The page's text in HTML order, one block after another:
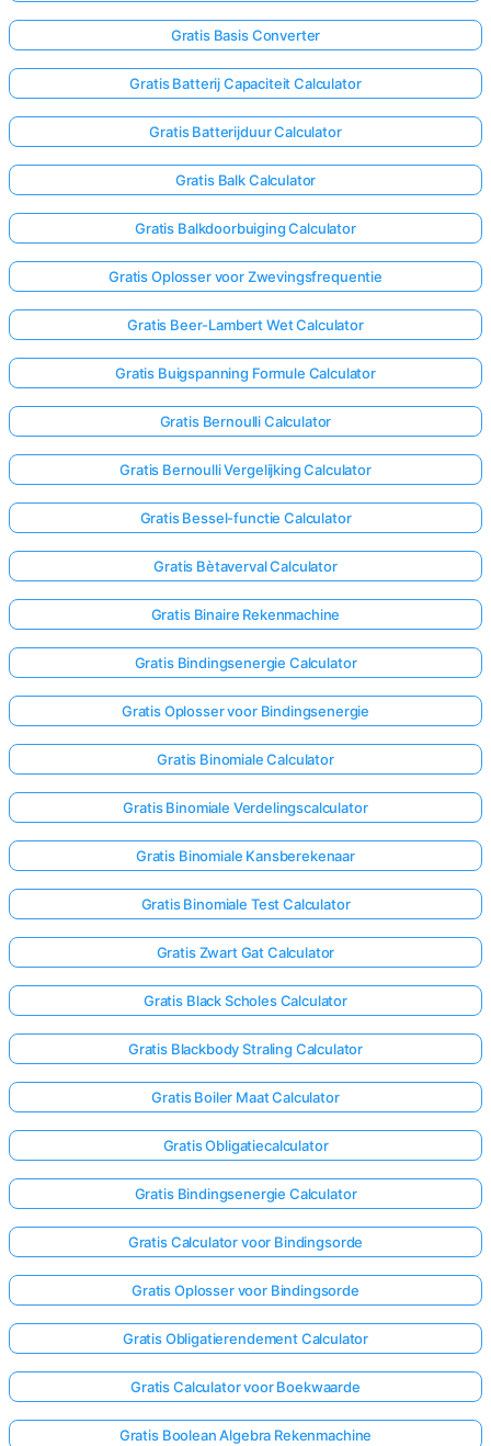
Nog
Geen
Vraag
Gratis Basis Converter
Gratis Batterij Capaciteit Calculator
Gratis Batterijduur Calculator
Gratis Balk Calculator
Gratis Balkdoorbuiging Calculator
Gratis Oplosser voor Zwevingsfrequentie
Gratis Beer-Lambert Wet Calculator
Gratis Buigspanning Formule Calculator
Gratis Bernoulli Calculator
Gratis Bernoulli Vergelijking Calculator
Gratis Bessel-functie Calculator
Gratis Bètaverval Calculator
Gratis Binaire Rekenmachine
Gratis Bindingsenergie Calculator
Gratis Oplosser voor Bindingsenergie
Gratis Binomiale Calculator
Gratis Binomiale Verdelingscalculator
Gratis Binomiale Kansberekenaar
Gratis Binomiale Test Calculator
Gratis Zwart Gat Calculator
Gratis Black Scholes Calculator
Gratis Blackbody Straling Calculator
Gratis Boiler Maat Calculator
Gratis Obligatiecalculator
Gratis Bindingsenergie Calculator
Gratis Calculator voor Bindingsorde
Gratis Oplosser voor Bindingsorde
Gratis Obligatierendement Calculator
Gratis Calculator voor Boekwaarde
Gratis Boolean Algebra Rekenmachine